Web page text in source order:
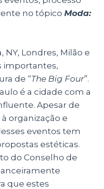
no tópico Moda:
Londres, Milão e
importantes,
de “The Big Four”.
é a cidade com a
Apesar de
organização e
eventos tem
estéticas.
do Conselho de
que estes